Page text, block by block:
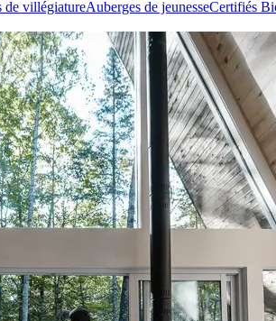
de villégiatureAuberges de jeunesseCertifiés